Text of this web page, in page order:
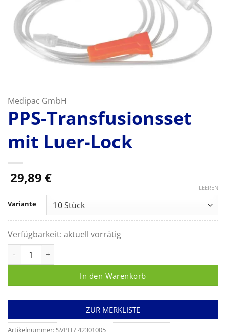
Medipac GmbH
PPS-Transfusionsset
mit Luer-Lock
29,89 €
Variante
LEEREN
Verfügbarkeit: aktuell vorrätig
In den Warenkorb
ZUR MERKLISTE
Artikelnummer:SVPH7 42301005